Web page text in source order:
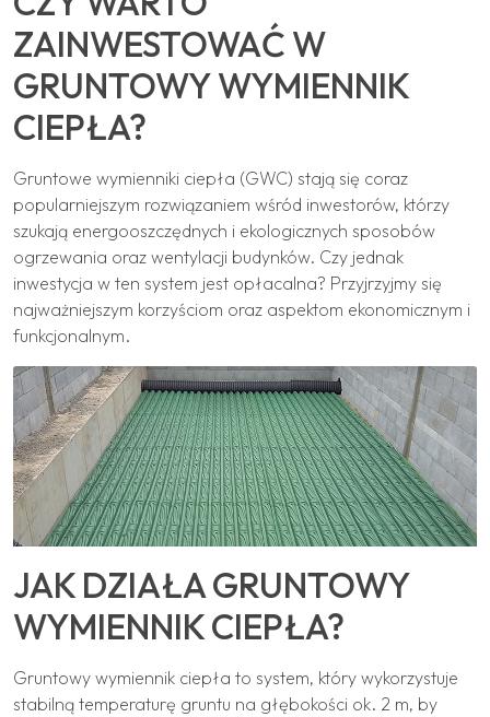
ZAINWESTOWAĆ W
GRUNTOWY WYMIENNIK
CIEPŁA?
Gruntowe wymienniki ciepła (GWC) stają się coraz
popularniejszym rozwiązaniem wśród inwestorów, którzy
szukają energooszczędnych i ekologicznych sposobów
ogrzewania oraz wentylacji budynków. Czy jednak
inwestycja w ten system jest opłacalna? Przyjrzyjmy się
najważniejszym korzyściom oraz aspektom ekonomicznym i
funkcjonalnym.
JAK DZIAŁA GRUNTOWY
WYMIENNIK CIEPŁA?
Gruntowy wymiennik ciepła to system, który wykorzystuje
stabilną temperaturę gruntu na głębokości ok. 2 m, by